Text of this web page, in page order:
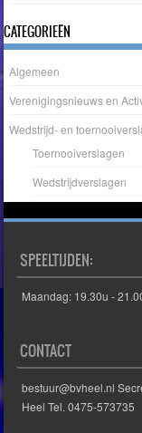
CATEGORIEËN
Algemeen
Verenigingsnieuws en
Wedstrijd- en
Toernooiverslagen
Wedstrijdverslagen
SPEELTIJDEN:
Maandag: 19.30u -
CONTACT
bestuur@bvheel.nl
Heel Tel. 0475-573735